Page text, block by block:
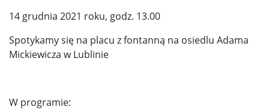
14 grudnia 2021 roku, godz. 13.00
Spotykamy się na placu z fontanną na osiedlu Adama
Mickiewicza w Lublinie
W programie: